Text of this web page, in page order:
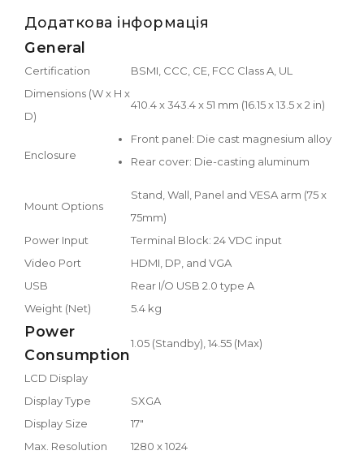
Додаткова інформація
General
Certification
BSMI, CCC, CE, FCC Class A, UL
Dimensions (W x H x
D)
410.4 x 343.4 x 51 mm (16.15 x 13.5 x 2 in)
Enclosure
Front panel: Die cast magnesium alloy
Rear cover: Die-casting aluminum
Mount Options
Stand, Wall, Panel and VESA arm (75 x
75mm)
Power Input
Terminal Block: 24 VDC input
Video Port
HDMI, DP, and VGA
USB
Rear I/O USB 2.0 type A
Weight (Net)
5.4 kg
Power
Consumption
1.05 (Standby), 14.55 (Max)
LCD Display
Display Type
SXGA
Display Size
17"
Max. Resolution
1280 x 1024